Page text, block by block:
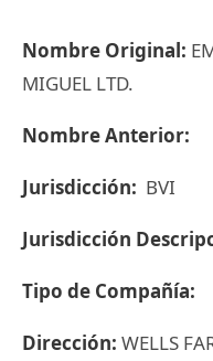
Nombre Original:
MIGUEL LTD.
Nombre Anterior:
Jurisdicción: BVI
Jurisdicción
Tipo de Compañía:
Dirección: WELLS